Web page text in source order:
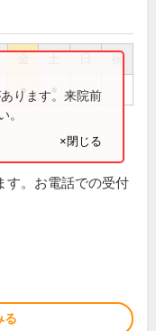
祝
●
ります。来院前
。
×閉じる
す。お電話での受付
る